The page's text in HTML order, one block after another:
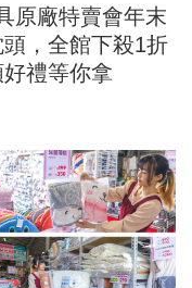
原廠特賣會年末
，全館下殺1折
禮等你拿